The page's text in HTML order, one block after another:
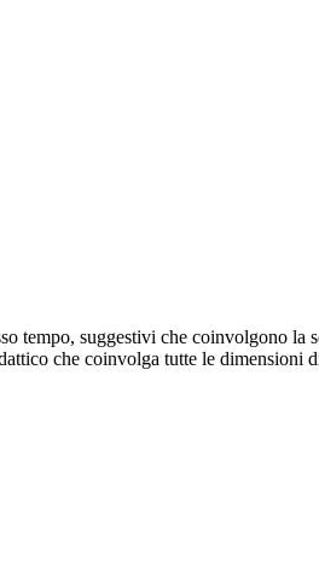
tempo, suggestivi che coinvolgono
che coinvolga tutte le